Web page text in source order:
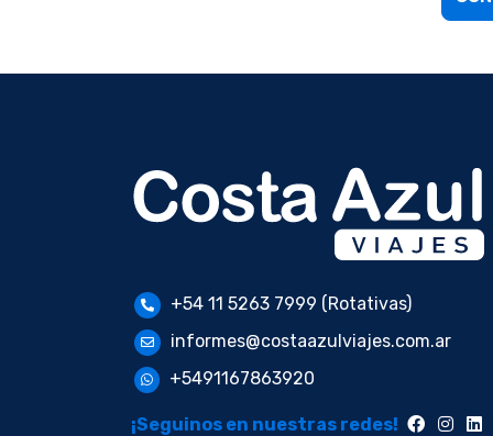
+54 11 5263 7999 (Rotativas)
informes@costaazulviajes.com.ar
+5491167863920
¡Seguinos en nuestras redes!